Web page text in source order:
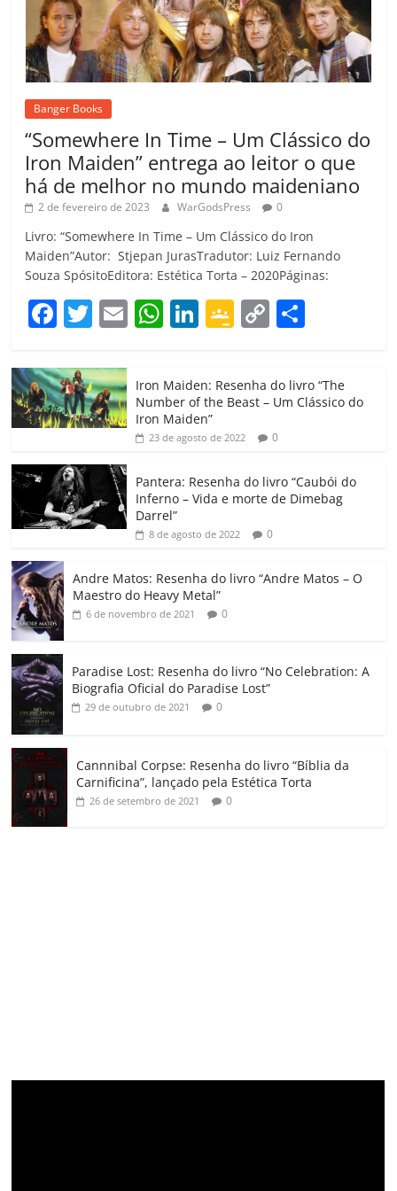
Banger Books
“Somewhere In Time – Um Clássico do
Iron Maiden” entrega ao leitor o que
há de melhor no mundo maideniano
2 de fevereiro de 2023 WarGodsPress 0
Livro: “Somewhere In Time – Um Clássico do Iron
Maiden”Autor: Stjepan JurasTradutor: Luiz Fernando
Souza SpósitoEditora: Estética Torta – 2020Páginas:
F
c
e
b
o
o
k
T
itt
er
E W
at
s
A
p
Li
e
dI
G
gl
e
Cl
a
ss
ro
o
C
p
y
Li
k
m
p
h
ar
Iron Maiden: Resenha do livro “The
Number of the Beast – Um Clássico do
Iron Maiden”
23 de agosto de 2022 0
Pantera: Resenha do livro “Caubói do
Inferno – Vida e morte de Dimebag
Darrel”
8 de agosto de 2022 0
Andre Matos: Resenha do livro “Andre Matos – O
Maestro do Heavy Metal”
6 de novembro de 2021 0
Paradise Lost: Resenha do livro “No Celebration: A
Biografia Oficial do Paradise Lost”
29 de outubro de 2021 0
Cannnibal Corpse: Resenha do livro “Bíblia da
Carnificina”, lançado pela Estética Torta
26 de setembro de 2021 0